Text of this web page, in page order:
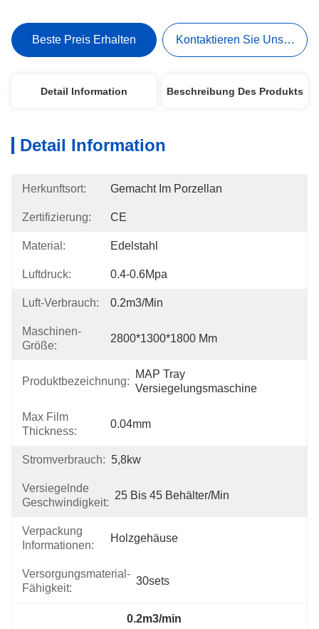
Beste Preis Erhalten Kontaktieren Sie Uns Jetzt
Detail Information Beschreibung Des Produkts
Detail Information
Herkunftsort: Gemacht Im Porzellan
Zertifizierung: CE
Material: Edelstahl
Luftdruck: 0.4-0.6Mpa
Luft-Verbrauch: 0.2m3/min
Maschinen-
Größe:
2800*1300*1800 Mm
Produktbezeichnung:
MAP Tray
Versiegelungsmaschine
Max Film
Thickness:
0.04mm
Stromverbrauch: 5,8kw
Versiegelnde
Geschwindigkeit:
25 Bis 45 Behälter/min
Verpackung
Informationen:
Holzgehäuse
Versorgungsmaterial-
Fähigkeit:
30sets
0.2m3/min